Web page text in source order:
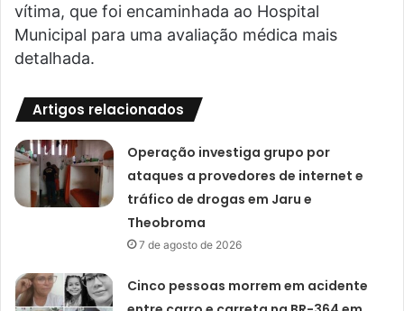
vítima, que foi encaminhada ao Hospital
Municipal para uma avaliação médica mais
detalhada.
Artigos relacionados
Operação investiga grupo por
ataques a provedores de internet e
tráfico de drogas em Jaru e
Theobroma
7 de agosto de 2026
Cinco pessoas morrem em acidente